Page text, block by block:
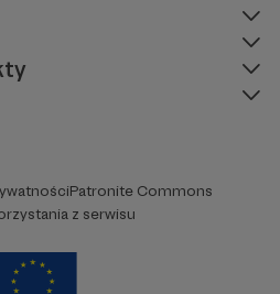
Patronite Commons
z serwisu